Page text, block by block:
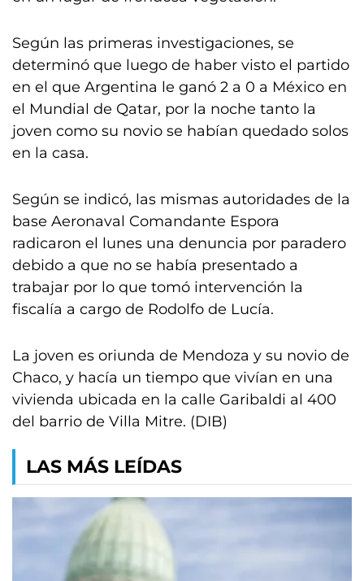
Según las primeras investigaciones, se
determinó que luego de haber visto el partido
en el que Argentina le ganó 2 a 0 a México en
el Mundial de Qatar, por la noche tanto la
joven como su novio se habían quedado solos
en la casa.
Según se indicó, las mismas autoridades de la
base Aeronaval Comandante Espora
radicaron el lunes una denuncia por paradero
debido a que no se había presentado a
trabajar por lo que tomó intervención la
fiscalía a cargo de Rodolfo de Lucía.
La joven es oriunda de Mendoza y su novio de
Chaco, y hacía un tiempo que vivían en una
vivienda ubicada en la calle Garibaldi al 400
del barrio de Villa Mitre. (DIB)
LAS MÁS LEÍDAS